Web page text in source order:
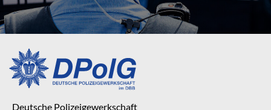
Deutsche Polizeigewerkschaft